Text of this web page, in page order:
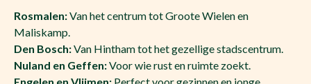
Rosmalen:Van het centrum tot Groote Wielen en
Maliskamp.
Den Bosch:Van Hintham tot het gezellige stadscentrum.
Nuland en Geffen:Voor wie rust en ruimte zoekt.